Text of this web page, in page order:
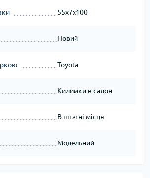
55x7x100
Новий
Toyota
Килимки в салон
В штатні місця
Модельний